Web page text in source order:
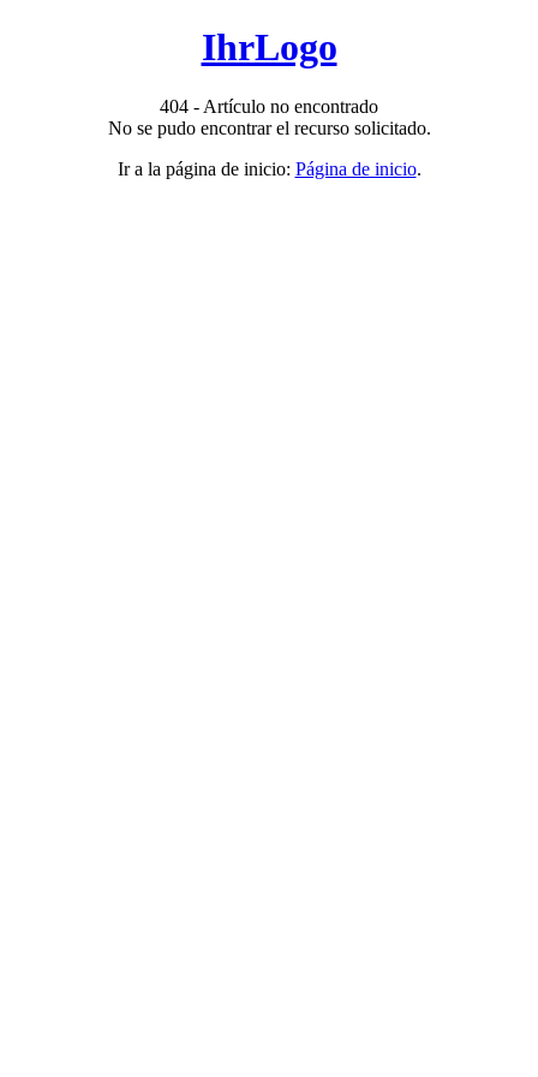
IhrLogo
404 - Artículo no encontrado
No se pudo encontrar el recurso solicitado.
Ir a la página de inicio: Página de inicio.